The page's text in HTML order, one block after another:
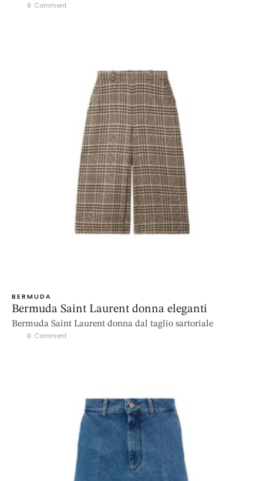
0 Comment
BERMUDA
Bermuda Saint Laurent donna eleganti
Bermuda Saint Laurent donna dal taglio sartoriale
0 Comment